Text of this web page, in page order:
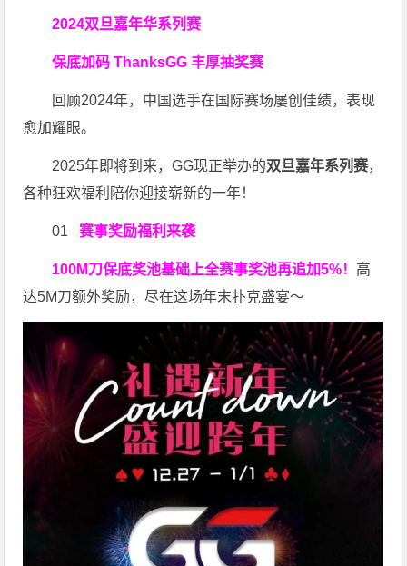
2024双旦嘉年华系列赛
保底加码 ThanksGG 丰厚抽奖赛
回顾2024年，中国选手在国际赛场屡创佳绩，表现
愈加耀眼。
2025年即将到来，GG现正举办的双旦嘉年系列赛，
各种狂欢福利陪你迎接崭新的一年！
01赛事奖励福利来袭
100M刀保底奖池基础上全赛事奖池再追加5%！ 高
达5M刀额外奖励，尽在这场年末扑克盛宴～